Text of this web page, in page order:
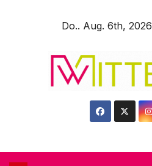
Do.. Aug. 6th, 2026